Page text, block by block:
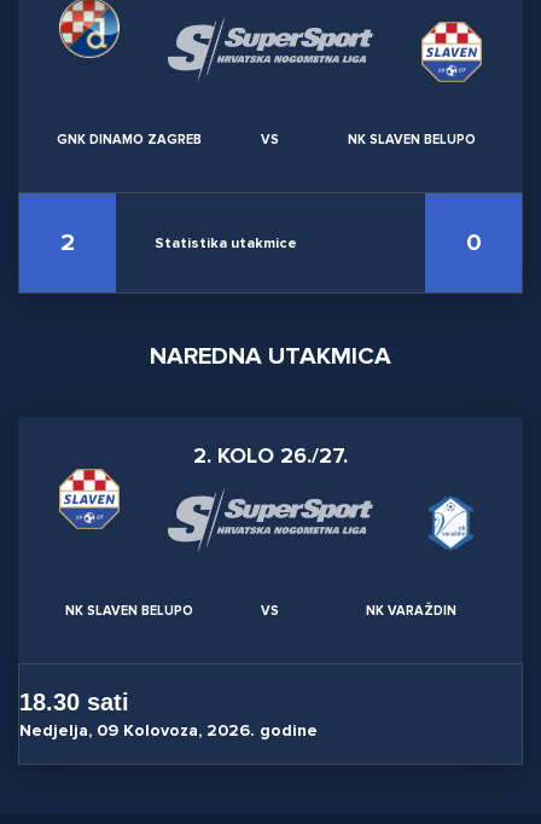
GNK DINAMO ZAGREB VS NK SLAVEN BELUPO
2 Statistika utakmice 0
NAREDNA UTAKMICA
2. KOLO 26./27.
NK SLAVEN BELUPO VS NK VARAŽDIN
18.30 sati
Nedjelja, 09 Kolovoza, 2026. godine